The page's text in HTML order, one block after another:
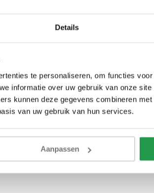
Details
te personaliseren, om functies
informatie over uw gebruik van onze
kunnen deze gegevens combineren
van uw gebruik van hun services.
Aanpassen
ook belangrijk voor een optimale
namelijk een andere slaappositie en
kunt kopen zijn speciaal voor onder een
Maar vind u het lastig om een keuze te
delen en samen naar de perfecte